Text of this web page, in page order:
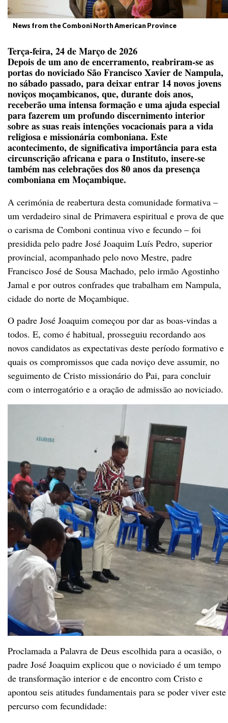
News from the Comboni North American Province
Terça-feira, 24 de Março de 2026
Depois de um ano de encerramento, reabriram-se as
portas do noviciado São Francisco Xavier de Nampula,
no sábado passado, para deixar entrar 14 novos jovens
noviços moçambicanos, que, durante dois anos,
receberão uma intensa formação e uma ajuda especial
para fazerem um profundo discernimento interior
sobre as suas reais intenções vocacionais para a vida
religiosa e missionária comboniana. Este
acontecimento, de significativa importância para esta
circunscrição africana e para o Instituto, insere-se
também nas celebrações dos 80 anos da presença
comboniana em Moçambique.
A cerimónia de reabertura desta comunidade formativa –
um verdadeiro sinal de Primavera espiritual e prova de que
o carisma de Comboni continua vivo e fecundo – foi
presidida pelo padre José Joaquim Luís Pedro, superior
provincial, acompanhado pelo novo Mestre, padre
Francisco José de Sousa Machado, pelo irmão Agostinho
Jamal e por outros confrades que trabalham em Nampula,
cidade do norte de Moçambique.
O padre José Joaquim começou por dar as boas-vindas a
todos. E, como é habitual, prosseguiu recordando aos
novos candidatos as expectativas deste período formativo e
quais os compromissos que cada noviço deve assumir, no
seguimento de Cristo missionário do Pai, para concluir
com o interrogatório e a oração de admissão ao noviciado.
Proclamada a Palavra de Deus escolhida para a ocasião, o
padre José Joaquim explicou que o noviciado é um tempo
de transformação interior e de encontro com Cristo e
apontou seis atitudes fundamentais para se poder viver este
percurso com fecundidade: